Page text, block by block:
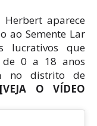
aparece
ao Semente Lar
lucrativos que
de 0 a 18 anos
no distrito de
[VEJA O VÍDEO